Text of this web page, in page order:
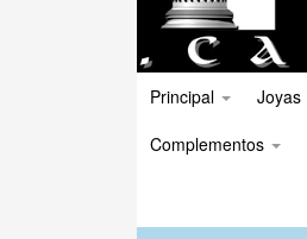
Principal Joyas
Complementos